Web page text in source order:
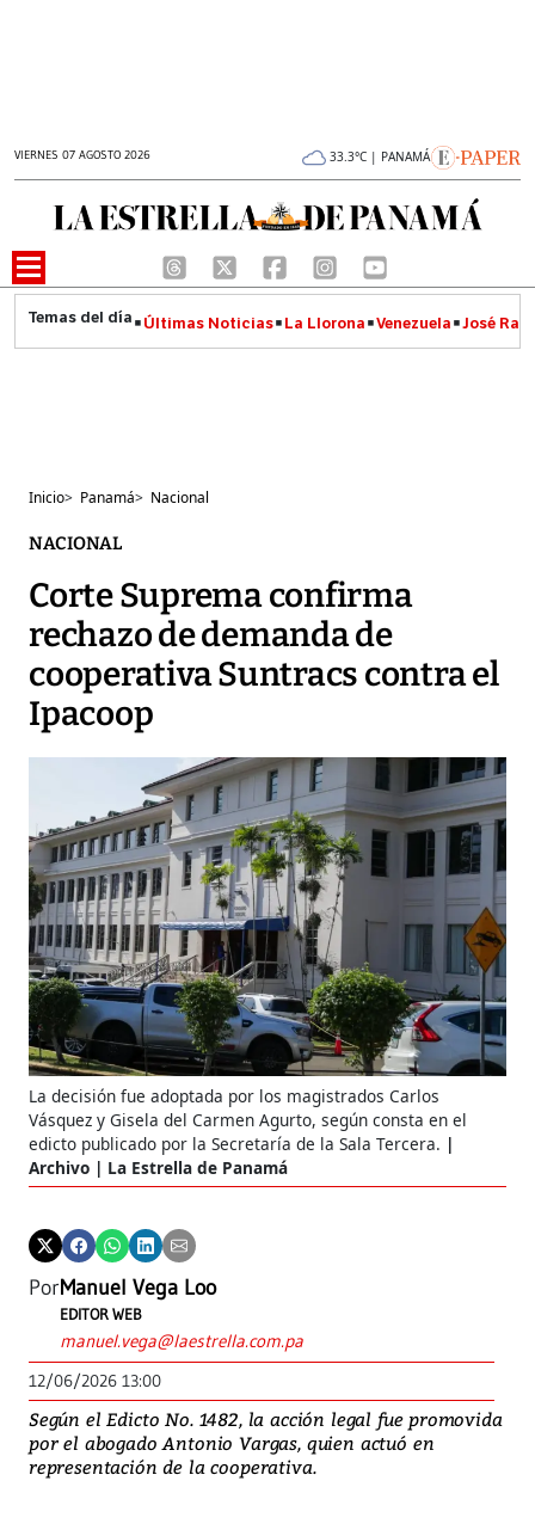
VIERNES 07 AGOSTO 2026 33.3°C | PANAMÁ
Últimas Noticias La Llorona Venezuela José
Inicio> Panamá> Nacional
NACIONAL
Corte Suprema confirma
rechazo de demanda de
cooperativa Suntracs contra el
Ipacoop
La decisión fue adoptada por los magistrados Carlos
Vásquez y Gisela del Carmen Agurto, según consta en el
edicto publicado por la Secretaría de la Sala Tercera.
Archivo | La Estrella de Panamá
PorManuel Vega Loo
EDITOR WEB
manuel.vega@laestrella.com.pa
12/06/2026 13:00
Según el Edicto No. 1482, la acción legal fue promovida
por el abogado Antonio Vargas, quien actuó en
representación de la cooperativa.